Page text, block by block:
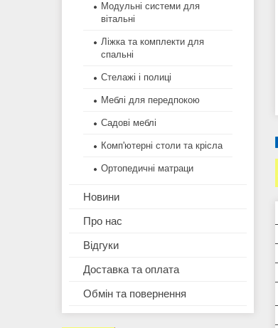
Модульні системи для
вітальні
Ліжка та комплекти для
спальні
Стелажі і полиці
Меблі для передпокою
Садові меблі
Комп'ютерні столи та крісла
Ортопедичні матраци
Новини
Про нас
Відгуки
Доставка та оплата
Обмін та повернення